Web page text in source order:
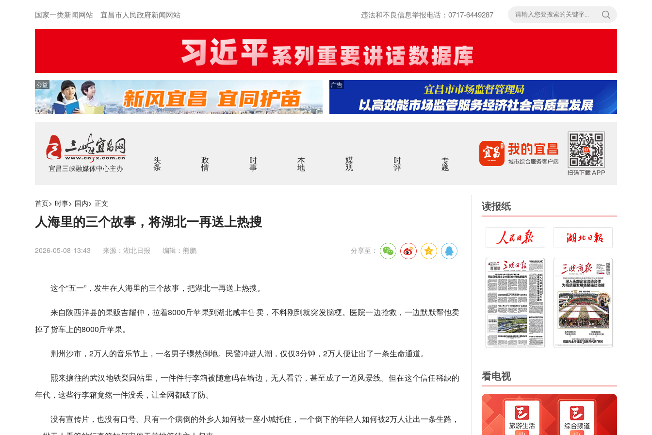
国家一类新闻网站 宜昌市人民政府新闻网站 违法和不良信息举报电话：0717-6449287
公益 广告
宜昌三峡融媒体中心主办
头条 政情 时事 本地 媒观 时评 专题
首页> 时事> 国内> 正文
人海里的三个故事，将湖北一再送上热搜
2026-05-08 13:43 来源：湖北日报 编辑：熊鹏 分享至：
这个“五一”，发生在人海里的三个故事，把湖北一再送上热搜。
来自陕西洋县的果贩吉耀仲，拉着8000斤苹果到湖北咸丰售卖，不料刚到就突发脑梗。医院一边抢救，一边默默帮他卖
掉了货车上的8000斤苹果。
荆州沙市，2万人的音乐节上，一名男子骤然倒地。民警冲进人潮，仅仅3分钟，2万人便让出了一条生命通道。
熙来攘往的武汉地铁梨园站里，一件件行李箱被随意码在墙边，无人看管，甚至成了一道风景线。但在这个信任稀缺的
年代，这些行李箱竟然一件没丢，让全网都破了防。
没有宣传片，也没有口号。只有一个病倒的外乡人如何被一座小城托住，一个倒下的年轻人如何被2万人让出一条生路，
读报纸
看电视